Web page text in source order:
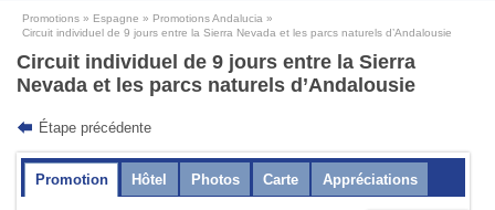
Promotions Espagne
Promotions Andalucia
Circuit individuel de 9 jours entre la Sierra Nevada et les parcs naturels d’Andalousie
Circuit individuel de 9 jours entre la Sierra
Nevada et les parcs naturels d’Andalousie
Étape précédente
Promotion Hôtel Photos Carte Appréciations